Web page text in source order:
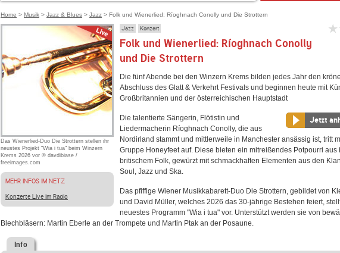
ANTENNE
Home > Musik > Jazz & Blues > Jazz > Folk und Wienerlied: Ríoghnach Conolly und Die Strottern
Das Wienerlied-Duo Die Strottern stellen ihr
neustes Projekt "Wia i tua" beim Winzern
Krems 2026 vor © davdibiase /
freeimages.com
MEHR INFOS IM NETZ
Konzerte Live im Radio
Jazz Konzert
Folk und Wienerlied: Ríoghnach Conolly
und Die Strottern
Die fünf Abende bei den Winzern Krems bilden jedes Jahr den
Abschluss des Glatt & Verkehrt Festivals und beginnen heute mit
Großbritannien und der österreichischen Hauptstadt
Jetzt
Die talentierte Sängerin, Flötistin und
Liedermacherin Ríoghnach Conolly, die aus
Nordirland stammt und mittlerweile in Manchester ansässig ist, tritt
Gruppe Honeyfeet auf. Diese bieten ein mitreißendes Potpourri aus
britischem Folk, gewürzt mit schmackhaften Elementen aus den
Soul, Jazz und Ska.
Das pfiffige Wiener Musikkabarett-Duo Die Strottern, gebildet von
und David Müller, welches 2026 das 30-jährige Bestehen feiert,
neuestes Programm "Wia i tua" vor. Unterstützt werden sie von
Blechbläsern: Martin Eberle an der Trompete und Martin Ptak an der Posaune.
Info